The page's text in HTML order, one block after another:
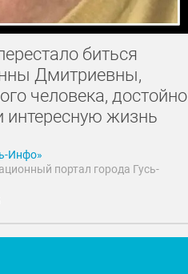
биться
Дмитриевны,
человека, достойно
жизнь
Инфо»
портал города Гусь-